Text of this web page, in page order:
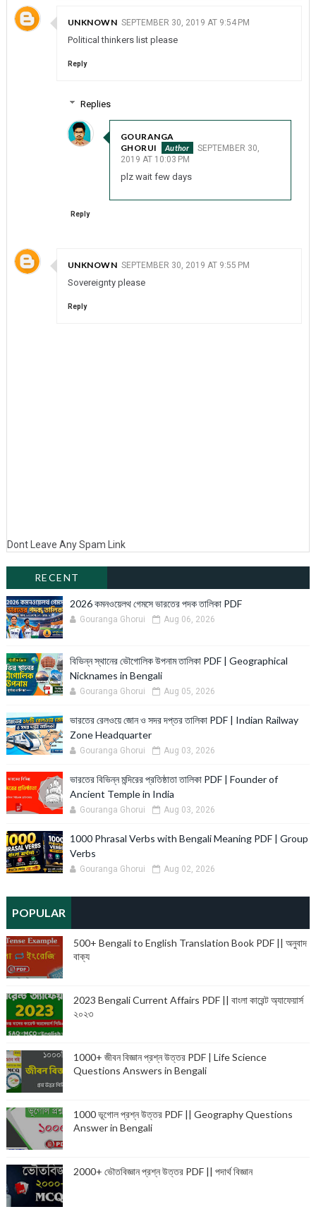
UNKNOWN SEPTEMBER 30, 2019 AT 9:54 PM
Political thinkers list please
Reply
Replies
GOURANGA
GHORUI
SEPTEMBER 30,
2019 AT 10:03 PM
plz wait few days
Reply
UNKNOWN SEPTEMBER 30, 2019 AT 9:55 PM
Sovereignty please
Reply
Dont Leave Any Spam Link
RECENT
2026 কমনওয়েলথ গেমসে ভারতের পদক তালিকা PDF
Gouranga Ghorui Aug 06, 2026
বিভিন্ন স্থানের ভৌগোলিক উপনাম তালিকা PDF | Geographical
Nicknames in Bengali
Gouranga Ghorui Aug 05, 2026
ভারতের রেলওয়ে জোন ও সদর দপ্তর তালিকা PDF | Indian Railway
Zone Headquarter
Gouranga Ghorui Aug 03, 2026
ভারতের বিভিন্ন মন্দিরের প্রতিষ্ঠাতা তালিকা PDF | Founder of
Ancient Temple in India
Gouranga Ghorui Aug 03, 2026
1000 Phrasal Verbs with Bengali Meaning PDF | Group
Verbs
Gouranga Ghorui Aug 02, 2026
POPULAR
500+ Bengali to English Translation Book PDF || অনুবাদ
বাক্য
2023 Bengali Current Affairs PDF || বাংলা কারেন্ট অ্যাফেয়ার্স
২০২৩
1000+ জীবন বিজ্ঞান প্রশ্ন উত্তর PDF | Life Science
Questions Answers in Bengali
1000 ভূগোল প্রশ্ন উত্তর PDF || Geography Questions
Answer in Bengali
2000+ ভৌতবিজ্ঞান প্রশ্ন উত্তর PDF || পদার্থ বিজ্ঞান